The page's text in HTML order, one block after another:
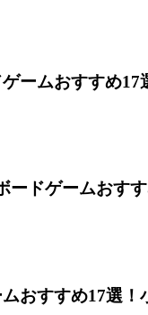
ゲームおすすめ
ードゲームおす
ムおすすめ17選